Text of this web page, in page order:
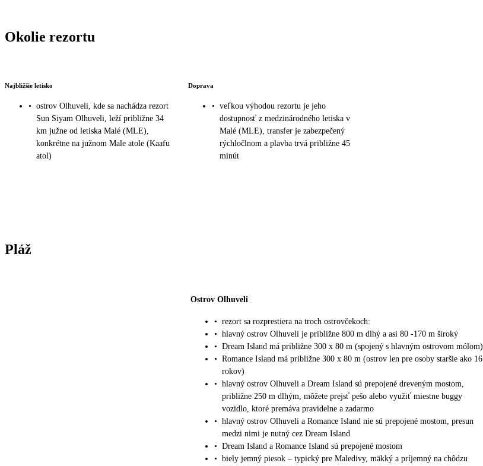
Okolie rezortu
Najbližšie letisko
• ostrov Olhuveli, kde sa nachádza rezort
Sun Siyam Olhuveli, leží približne 34
km južne od letiska Malé (MLE),
konkrétne na južnom Male atole (Kaafu
atol)
Doprava
• veľkou výhodou rezortu je jeho
dostupnosť z medzinárodného letiska v
Malé (MLE), transfer je zabezpečený
rýchločlnom a plavba trvá približne 45
minút
Pláž
Ostrov Olhuveli
• rezort sa rozprestiera na troch ostrovčekoch:
• hlavný ostrov Olhuveli je približne 800 m dlhý a asi 80 -170 m široký
• Dream Island má približne 300 x 80 m (spojený s hlavným ostrovom mólom)
• Romance Island má približne 300 x 80 m (ostrov len pre osoby staršie ako 16
rokov)
• hlavný ostrov Olhuveli a Dream Island sú prepojené dreveným mostom,
približne 250 m dlhým, môžete prejsť pešo alebo využiť miestne buggy
vozidlo, ktoré premáva pravidelne a zadarmo
• hlavný ostrov Olhuveli a Romance Island nie sú prepojené mostom, presun
medzi nimi je nutný cez Dream Island
• Dream Island a Romance Island sú prepojené mostom
• biely jemný piesok – typický pre Maledivy, mäkký a príjemný na chôdzu